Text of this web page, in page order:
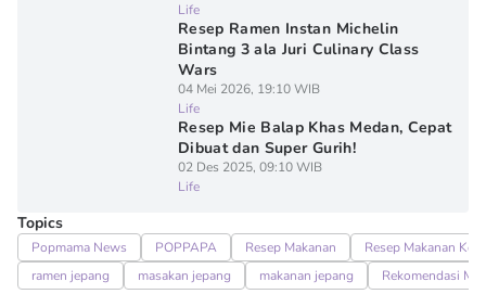
Life
Resep Ramen Instan Michelin
Bintang 3 ala Juri Culinary Class
Wars
04 Mei 2026, 19:10 WIB
Life
Resep Mie Balap Khas Medan, Cepat
Dibuat dan Super Gurih!
02 Des 2025, 09:10 WIB
Life
Topics
Popmama News POPPAPA Resep Makanan
Resep Makanan
ramen jepang
masakan jepang makanan jepang Rekomendasi